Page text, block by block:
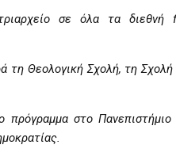
σε όλα τα διεθνή
τη Θεολογική Σχολή, τη
πρόγραμμα στο Πανεπιστήμιο